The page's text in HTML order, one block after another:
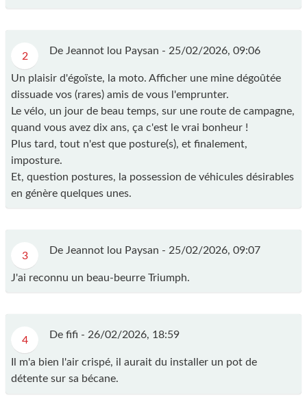
2 De Jeannot lou Paysan - 25/02/2026, 09:06
Un plaisir d'égoïste, la moto. Afficher une mine dégoûtée
dissuade vos (rares) amis de vous l'emprunter.
Le vélo, un jour de beau temps, sur une route de campagne,
quand vous avez dix ans, ça c'est le vrai bonheur !
Plus tard, tout n'est que posture(s), et finalement,
imposture.
Et, question postures, la possession de véhicules désirables
en génère quelques unes.
3 De Jeannot lou Paysan - 25/02/2026, 09:07
J'ai reconnu un beau-beurre Triumph.
4 De fifi - 26/02/2026, 18:59
Il m'a bien l'air crispé, il aurait du installer un pot de
détente sur sa bécane.